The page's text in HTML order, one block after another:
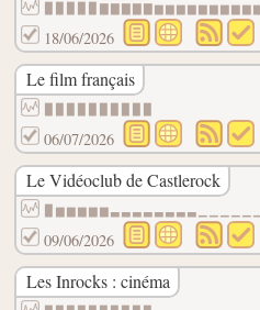
18/06/2026
Le film français
06/07/2026
Le Vidéoclub de Castlerock
09/06/2026
Les Inrocks : cinéma